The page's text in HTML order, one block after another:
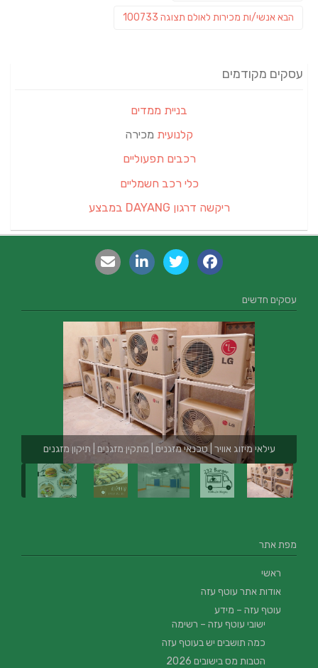
הבא פוסט
אנשי/ות מכירות לאולם תצוגה 100733
עסקים מקודמים
בניית ממדים
קלנועית מכירה
רכבים תפעוליים
כלי רכב חשמליים
ריקשה דרגון DAYANG במבצע
עסקים חדשים
עילאי מיזוג אוויר | טכנאי מזגנים | מתקין מזגנים | תיקון מזגנים
מפת אתר
ראשי
אודות אתר עוטף עזה
עוטף עזה – מידע
ישובי עוטף עזה – רשימה
כמה תושבים יש בעוטף עזה
הטבות מס בישובים 2026